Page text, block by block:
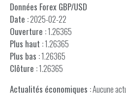
Données Forex GBP/USD
Date :2025-02-22
Ouverture :1.26365
Plus haut :1.26365
Plus bas :1.26365
Clôture :1.26365
Actualités économiques :Aucune